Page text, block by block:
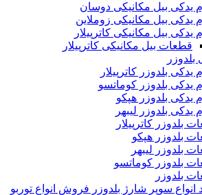
مکانیکی دوسان
مکانیکی زوملاین
کاترپیلار
مکانیکی کاترپیلار
کاترپیلار
کوماتسو
هپکو
لیبهر
شارژ بلدوزر فروش انواع توربو